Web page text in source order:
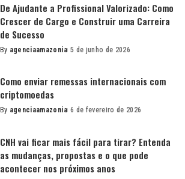
De Ajudante a Profissional Valorizado: Como
Crescer de Cargo e Construir uma Carreira
de Sucesso
Posted
By agenciaamazonia 5 de junho de 2026
Como enviar remessas internacionais com
criptomoedas
Posted
By agenciaamazonia 6 de fevereiro de 2026
CNH vai ficar mais fácil para tirar? Entenda
as mudanças, propostas e o que pode
acontecer nos próximos anos